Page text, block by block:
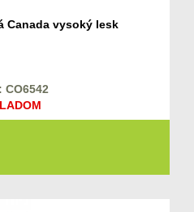
Canada vysoký lesk
CO6542